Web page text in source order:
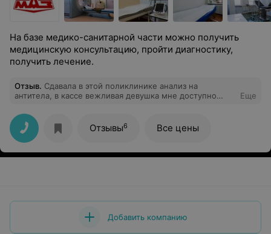
На базе медико-санитарной части можно получить
медицинскую консультацию, пройти диагностику,
получить лечение.
Отзыв. Сдавала в этой поликлинике анализ на
антитела, в кассе вежливая девушка мне доступно
услуги, а также объяснила где брать направление.
Большое спасибо за консультацию и быстрый ответ
Еще
Отзывы6 Все цены
Добавить компанию